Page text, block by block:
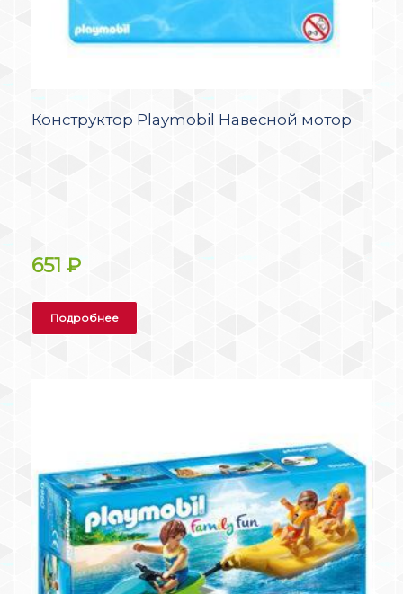
Конструктор Playmobil Навесной мотор
651 ₽
Подробнее